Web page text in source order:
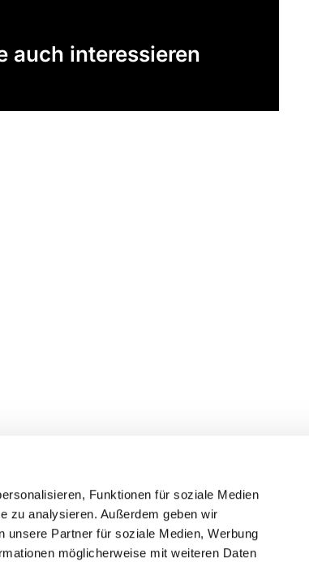
Funktionen für soziale Medien
zu analysieren. Außerdem geben wir
unsere Partner für soziale Medien, Werbung
möglicherweise mit weiteren Daten
auch interessieren
45525 Hattingen hattingen-